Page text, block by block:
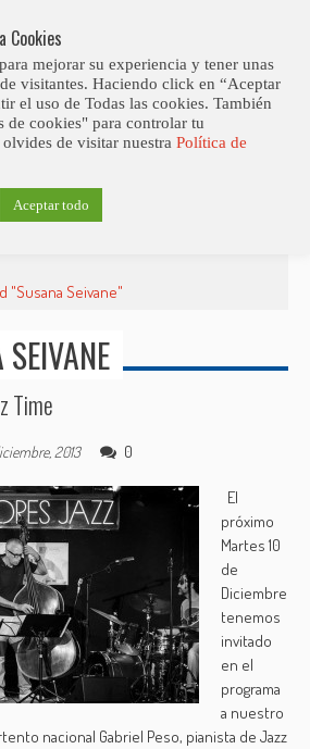
Contest.
"Susana Seivane"
Time
2013 0
El
próximo
Martes 10
de
Diciembre
tenemos
invitado
en el
programa
a nuestro
nacional Gabriel Peso, pianista de Jazz
Cookies
mejorar su experiencia y tener unas
visitantes. Haciendo click en “Aceptar
el uso de Todas las cookies. También
de cookies" para controlar tu
de visitar nuestra Política de
Aceptar todo